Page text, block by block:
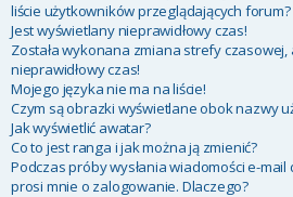
liście użytkowników przeglądających forum?
Jest wyświetlany nieprawidłowy czas!
Została wykonana zmiana strefy
nieprawidłowy czas!
Mojego języka nie ma na liście!
Czym są obrazki wyświetlane obok nazwy
Jak wyświetlić awatar?
Co to jest ranga i jak można ją zmienić?
Podczas próby wysłania wiadomości e-
prosi mnie o zalogowanie. Dlaczego?